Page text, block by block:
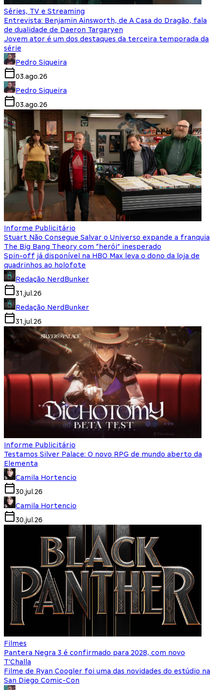
Séries, TV e Streaming
Entrevista: Benjamin Ainsworth, de A Casa do Dragão, fala
de dualidade de Daeron Targaryen
Jovem ator é um dos destaques da terceira temporada da
série
Pedro Siqueira
03.ago.26
Pedro Siqueira
03.ago.26
Informe Publicitário
Stuart Não Consegue Salvar o Universo expande a franquia
The Big Bang Theory com “herói” inesperado
Spin-off já disponível na HBO Max leva o dono da loja de
quadrinhos ao holofote
Redação NerdBunker
31.jul.26
Redação NerdBunker
31.jul.26
Informe Publicitário
Testamos Silver Palace: O novo RPG de mundo aberto da
Elementa
Camila Hortencio
30.jul.26
Camila Hortencio
30.jul.26
Filmes
Pantera Negra 3 é confirmado para 2028, com novo
T'Challa
Filme de Ryan Coogler foi uma das novidades do estúdio na
San Diego Comic-Con